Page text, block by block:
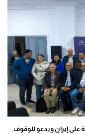
على إيران ويدعو للوقوف